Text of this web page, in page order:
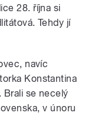
28. října si
Tehdy jí
navíc
Konstantina
Brali se necelý
v únoru